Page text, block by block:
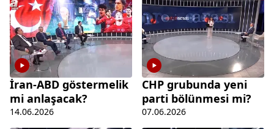
İran-ABD göstermelik
mi anlaşacak?
14.06.2026
CHP grubunda yeni
parti bölünmesi mi?
07.06.2026